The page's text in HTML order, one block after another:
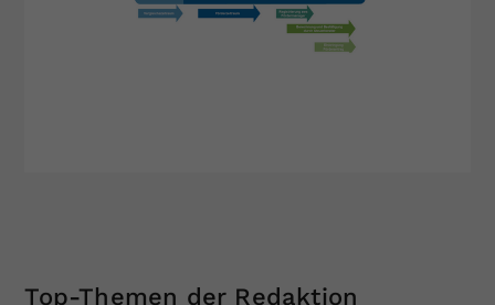
Top-Themen der Redaktion